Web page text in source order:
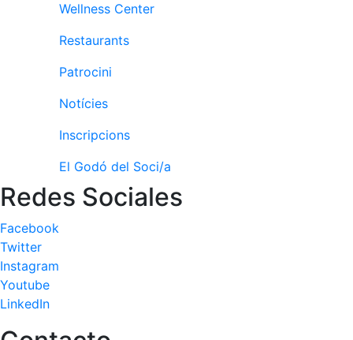
personals
dirigides
Piscina
Normativa
Restaurants
L'Snack
Casa Arilla
Chill Out
Bar
Wellness Center
Restaurants
Patrocini
Notícies
Inscripcions
El Godó del Soci/a
Redes Sociales
Facebook
Twitter
Instagram
Youtube
LinkedIn